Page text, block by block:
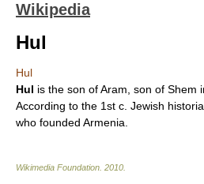
Wikipedia
Hul
Hul
Hul is the son ofAram, son of Shem
According to the 1st c. Jewish
who founded Armenia
Wikimedia Foundation 2010